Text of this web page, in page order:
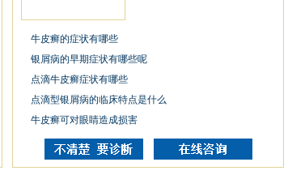
牛皮癣的症状有哪些
银屑病的早期症状有哪些呢
点滴牛皮癣症状有哪些
点滴型银屑病的临床特点是什么
牛皮癣可对眼睛造成损害